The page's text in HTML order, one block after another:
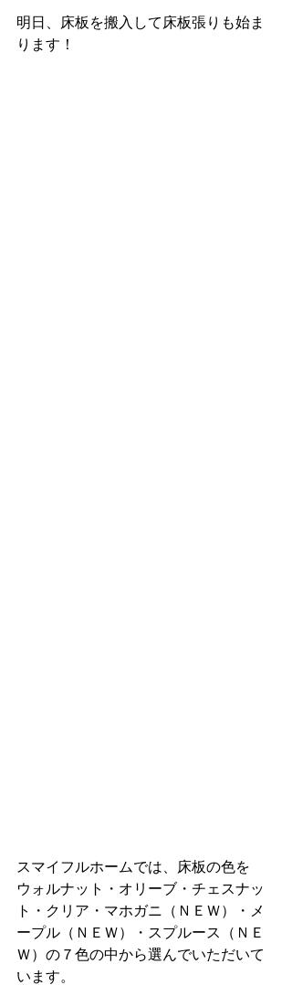
明日、床板を搬入して床板張りも始ま
ります！
スマイフルホームでは、床板の色を
ウォルナット・オリーブ・チェスナッ
ト・クリア・マホガニ（ＮＥＷ）・メ
ープル（ＮＥＷ）・スプルース（ＮＥ
Ｗ）の７色の中から選んでいただいて
います。